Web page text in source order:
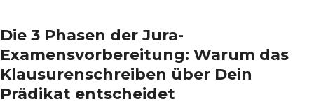
Die 3 Phasen der Jura-
Examensvorbereitung: Warum das
Klausurenschreiben über Dein
Prädikat entscheidet